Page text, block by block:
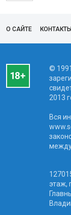
О САЙТЕ
©
2013
Вся
этаж,